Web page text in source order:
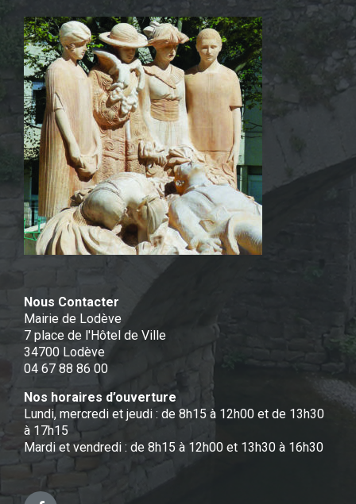
Nous Contacter
Mairie de Lodève
7 place de l'Hôtel de Ville
34700 Lodève
04 67 88 86 00
Nos horaires d’ouverture
Lundi, mercredi et jeudi : de 8h15 à 12h00 et de 13h30
à 17h15
Mardi et vendredi : de 8h15 à 12h00 et 13h30 à 16h30